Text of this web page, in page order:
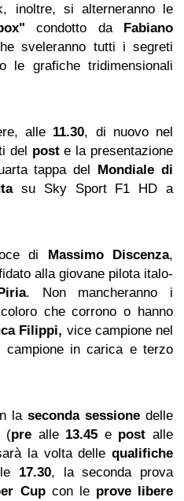
inoltre, si alterneranno le
condotto da Fabiano
sveleranno tutti i segreti
le grafiche tridimensionali
alle 11.30, di nuovo nel
del poste la presentazione
tappa del Mondiale di
su Sky Sport F1 HD a
di Massimo Discenza,
alla giovane pilota italo-
. Non mancheranno i
che corrono o hanno
Filippi, vice campione nel
campione in carica e terzo
la seconda sessionedelle
(pre alle 13.45 e post alle
la volta delle qualifiche
17.30, la seconda prova
Cupcon le prove libere